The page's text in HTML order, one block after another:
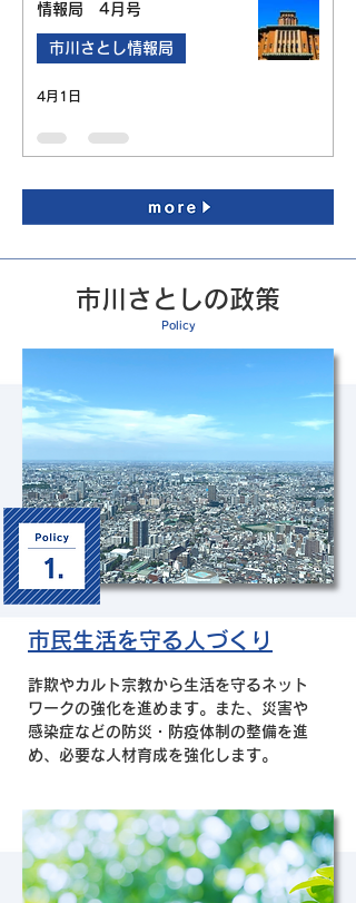
情報局 4月号
市川さとし情報局
4月1日
市川さとしの政策
Policy
市民生活を守る人づくり
​詐欺やカルト宗教から生活を守るネット
ワークの強化を進めます。また、災害や
感染症などの防災・防疫体制の整備を進
め、必要な人材育成を強化します。